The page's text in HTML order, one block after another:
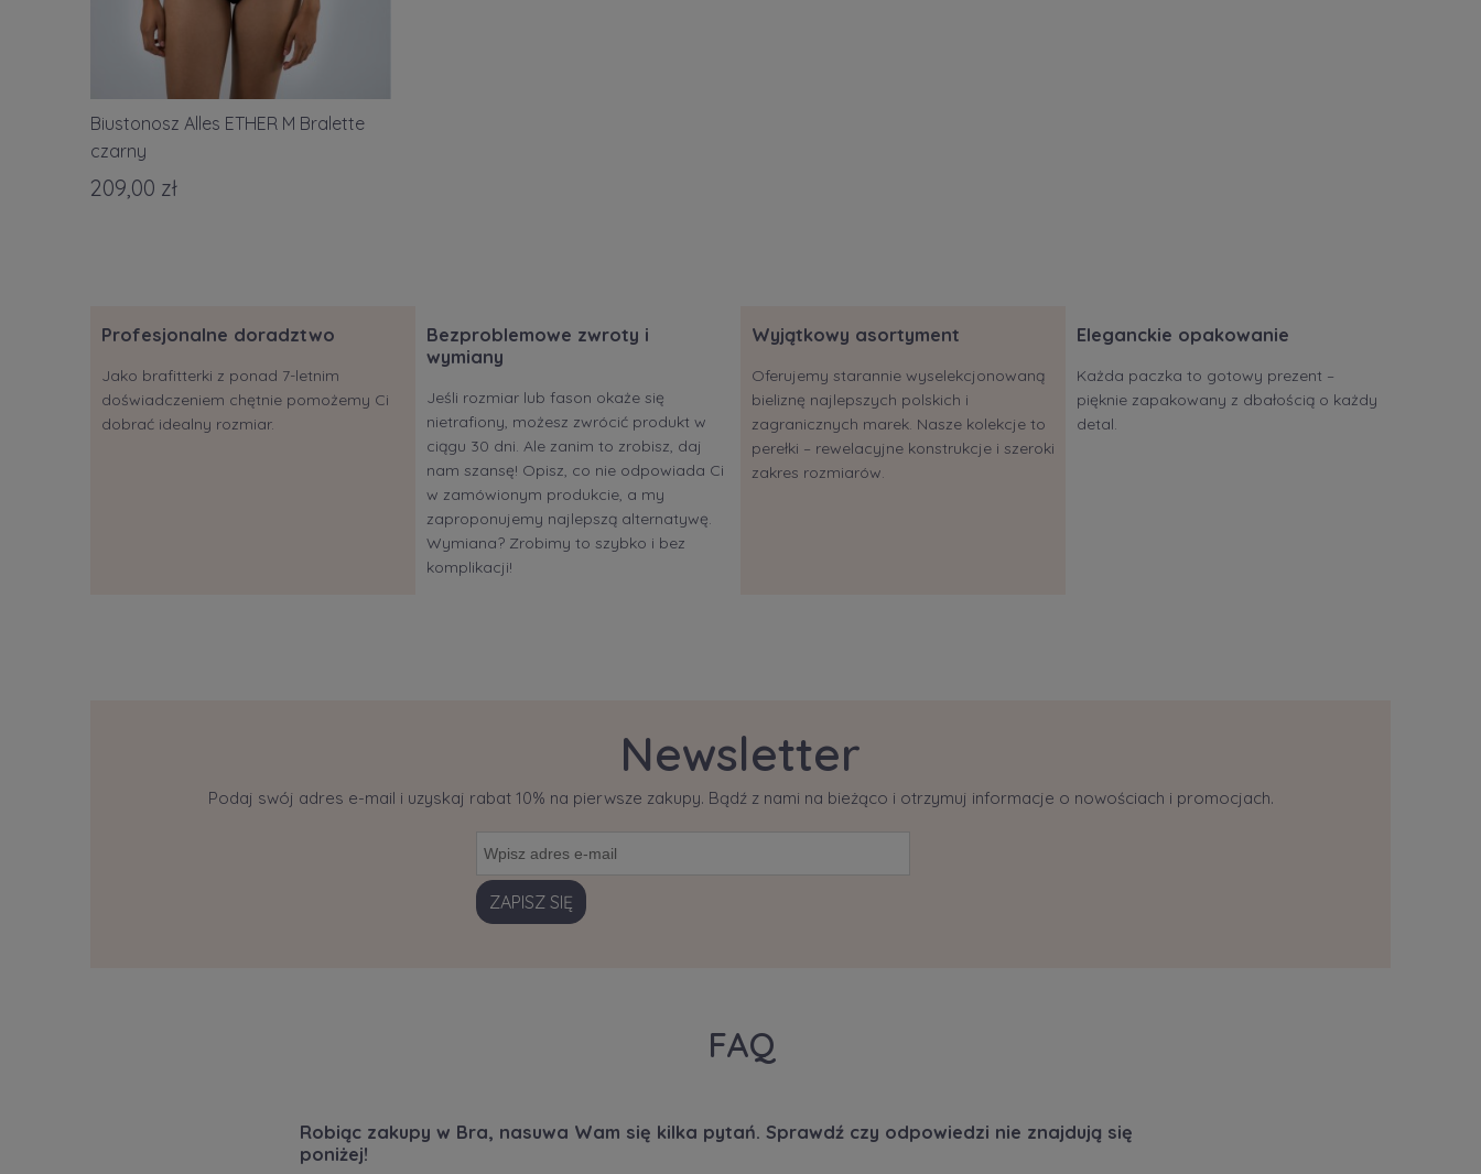
Biustonosz Alles ETHER M Bralette
czarny
209,00 zł
Profesjonalne doradztwo
Jako brafitterki z ponad 7-letnim
doświadczeniem chętnie pomożemy Ci
dobrać idealny rozmiar.
Bezproblemowe zwroty i
wymiany
Jeśli rozmiar lub fason okaże się
nietrafiony, możesz zwrócić produkt w
ciągu 30 dni. Ale zanim to zrobisz, daj
nam szansę! Opisz, co nie odpowiada Ci
w zamówionym produkcie, a my
zaproponujemy najlepszą alternatywę.
Wymiana? Zrobimy to szybko i bez
komplikacji!
Wyjątkowy asortyment
Oferujemy starannie wyselekcjonowaną
bieliznę najlepszych polskich i
zagranicznych marek. Nasze kolekcje to
perełki – rewelacyjne konstrukcje i szeroki
zakres rozmiarów.
Eleganckie opakowanie
Każda paczka to gotowy prezent –
pięknie zapakowany z dbałością o każdy
detal.
Newsletter
Podaj swój adres e-mail i uzyskaj rabat 10% na pierwsze zakupy. Bądź z nami na bieżąco i otrzymuj informacje o nowościach i promocjach.
ZAPISZ SIĘ
FAQ
Robiąc zakupy w Bra, nasuwa Wam się kilka pytań. Sprawdź czy odpowiedzi nie znajdują się
poniżej!